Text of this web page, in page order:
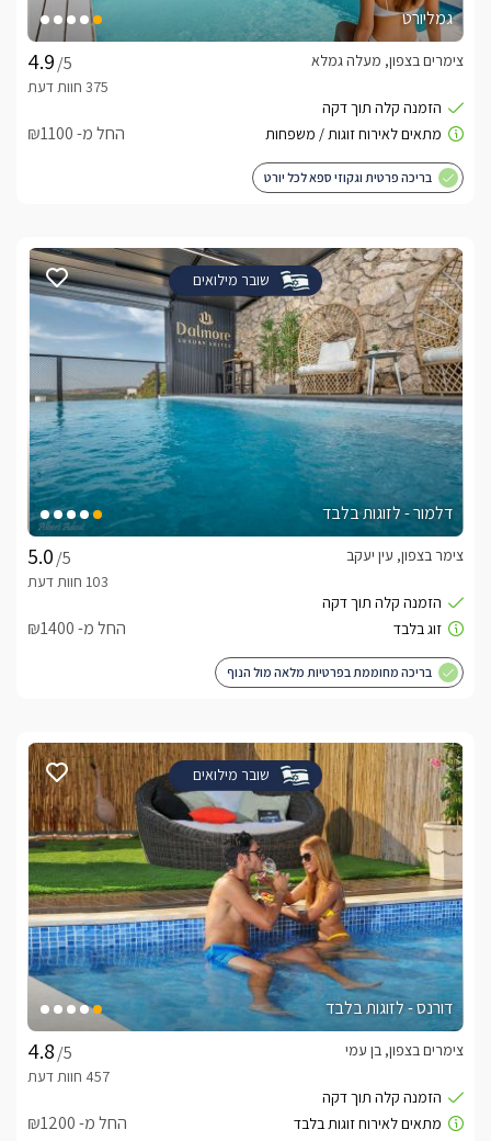
גמליורט
/5
צימרים בצפון, מעלה גמלא
החל מ- ₪1100
בריכה פרטית וגקוזי ספא לכל יורט
שובר מילואים
דלמור - לזוגות בלבד
/5
צימר בצפון, עין יעקב
החל מ- ₪1400
בריכה מחוממת בפרטיות מלאה מול הנוף
שובר מילואים
דורנס - לזוגות בלבד
/5
צימרים בצפון, בן עמי
החל מ- ₪1200